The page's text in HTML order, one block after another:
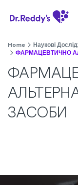
Home Наукові
ФАРМАЦЕВТИЧНО
ЗАСОБИ